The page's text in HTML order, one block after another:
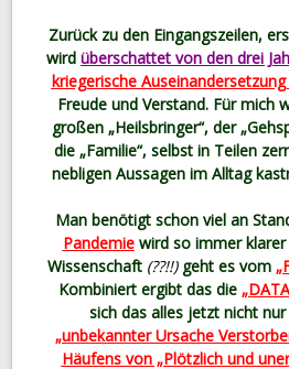
Zurück zu den Eingangszeilen,
wird überschattet von den drei
kriegerische
Freude und Verstand. Für mich
großen „Heilsbringer“, der
die „Familie“, selbst in Teilen
nebligen Aussagen im Alltag
Man benötigt schon viel an
Pandemiewird so immer klarer
Wissenschaft (??!!)geht es vom
Kombiniert ergibt das die
sich das alles jetzt nicht
„unbekannter Ursache
Häufens von „Plötzlich und